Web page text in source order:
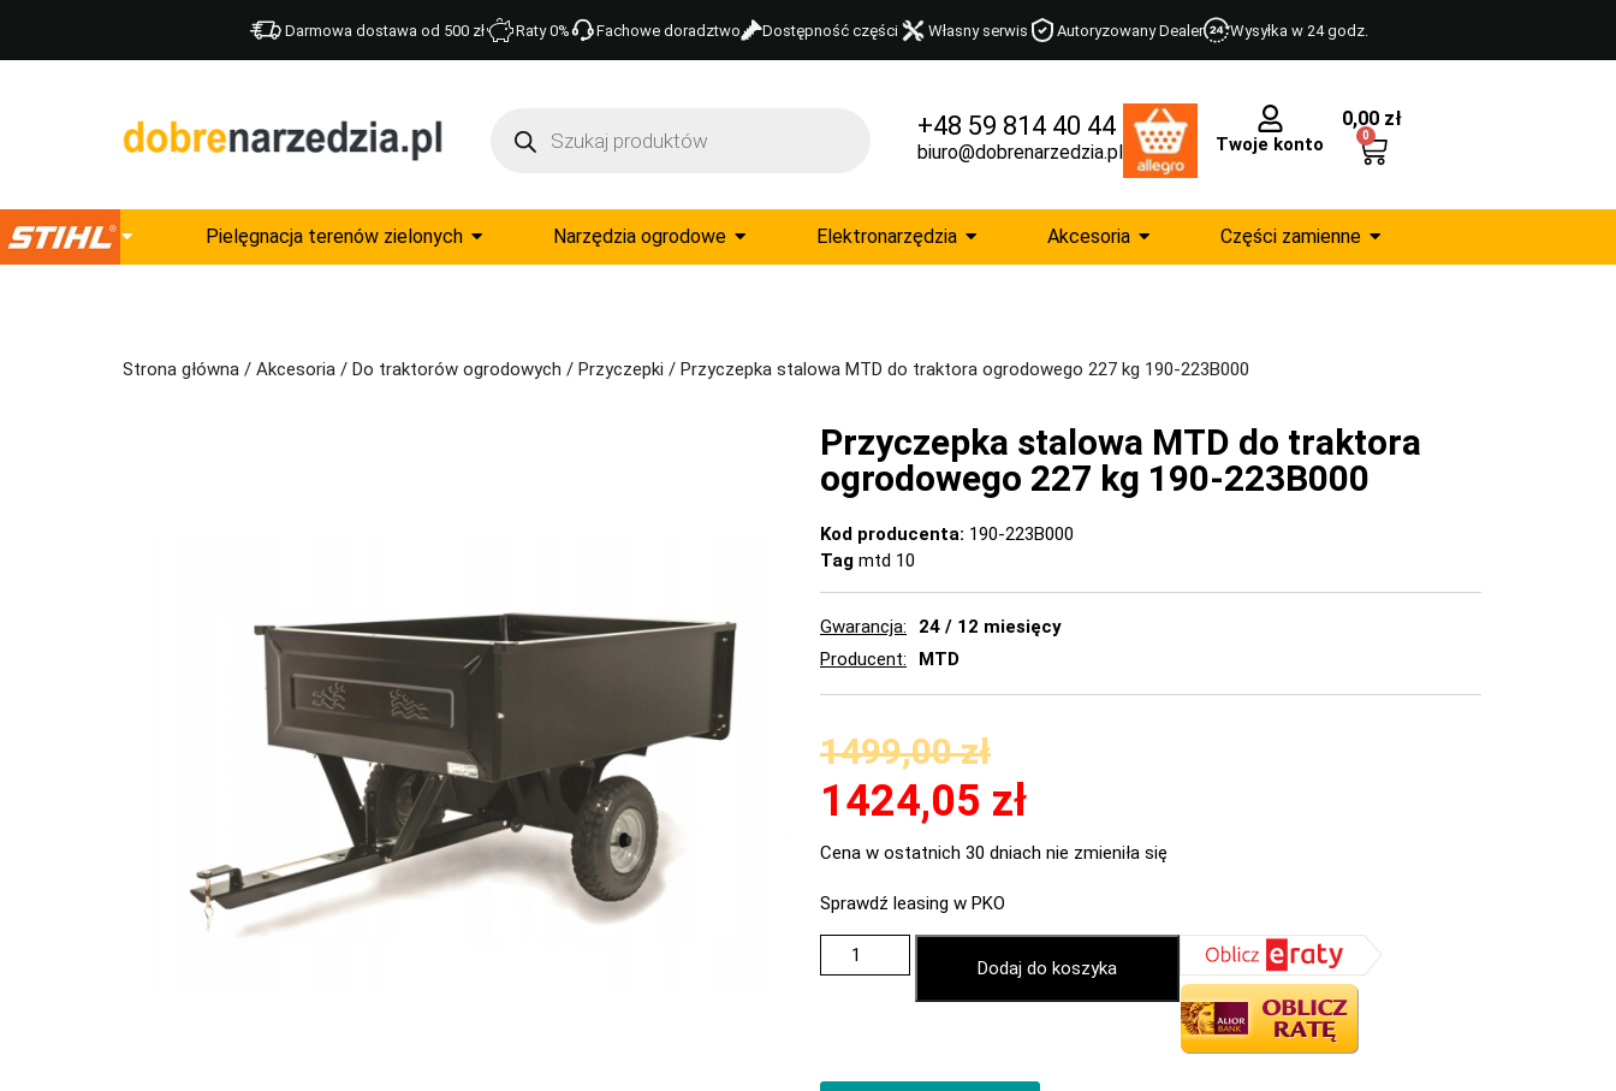
Darmowa dostawa od 500 zł Raty 0% Fachowe doradztwo Dostępność części Własny serwis Autoryzowany Dealer Wysyłka w 24 godz.
+48 59 814 40 44
biuro@dobrenarzedzia.pl Twoje konto
0,00 zł
0
Pielęgnacja terenów zielonych Narzędzia ogrodowe Elektronarzędzia Akcesoria Części zamienne
Strona główna / Akcesoria / Do traktorów ogrodowych / Przyczepki / Przyczepka stalowa MTD do traktora ogrodowego 227 kg 190-223B000
Przyczepka stalowa MTD do traktora
ogrodowego 227 kg 190-223B000
Kod producenta: 190-223B000
Tag mtd 10
Gwarancja
24 / 12 miesięcy
Producent
MTD
1499,00zł
1424,05 zł
Cena w ostatnich 30 dniach nie zmieniła się
Sprawdź leasing w PKO
Dodaj do koszyka